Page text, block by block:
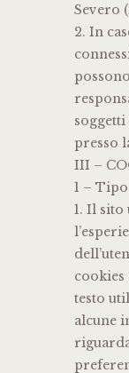
Severo
2. In
presso
III –
1 –
1. Il
testo
alcune